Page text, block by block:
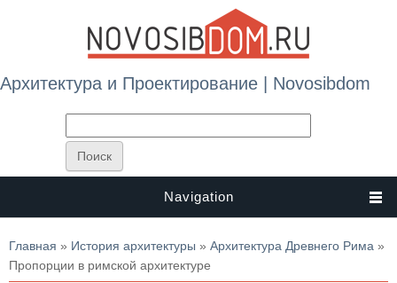
Архитектура и Проектирование | Novosibdom
Navigation
Вы здесь
Главная » История архитектуры » Архитектура Древнего Рима »
Пропорции в римской архитектуре